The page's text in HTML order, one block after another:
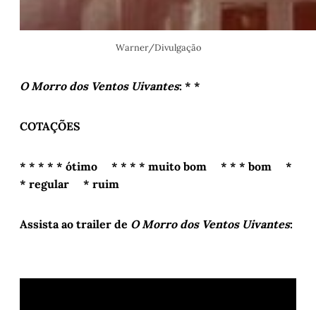
Warner/Divulgação
O Morro dos Ventos Uivantes: * *
COTAÇÕES
* * * * * ótimo * * * * muito bom * * * bom *
* regular * ruim
Assista ao trailer de O Morro dos Ventos Uivantes: